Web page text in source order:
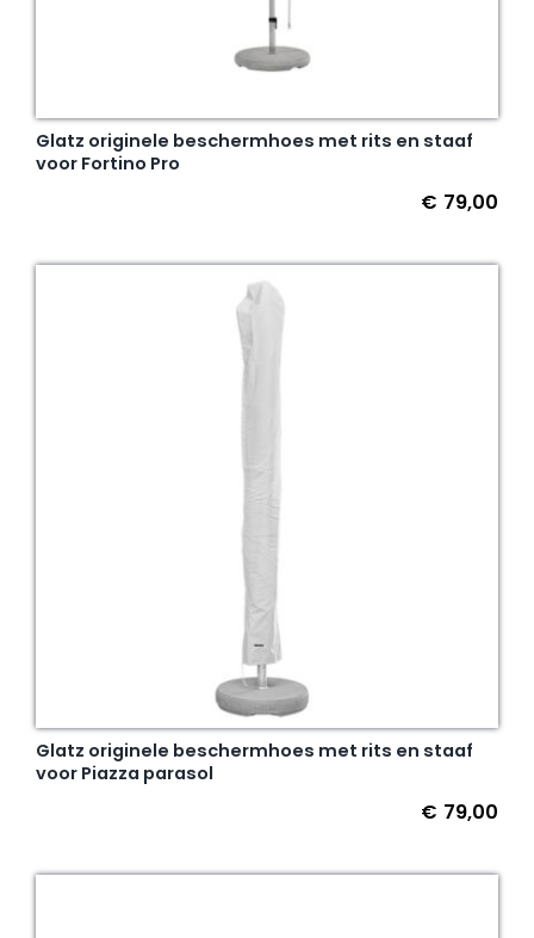
Glatz originele beschermhoes met rits en staaf
voor Fortino Pro
€ 79,00
Glatz originele beschermhoes met rits en staaf
voor Piazza parasol
€ 79,00